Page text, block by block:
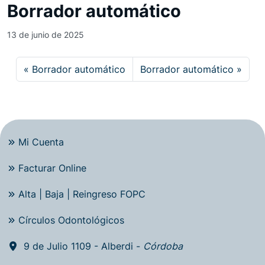
Borrador automático
13 de junio de 2025
Borrador automático Borrador automático
Mi Cuenta
Facturar Online
Alta | Baja | Reingreso FOPC
Círculos Odontológicos
9 de Julio 1109 - Alberdi - Córdoba